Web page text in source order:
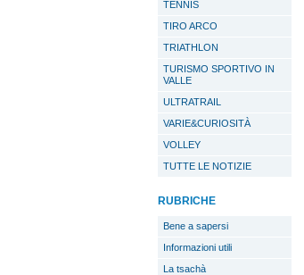
TENNIS
TIRO ARCO
TRIATHLON
TURISMO SPORTIVO IN
VALLE
ULTRATRAIL
VARIE&CURIOSITÀ
VOLLEY
TUTTE LE NOTIZIE
RUBRICHE
Bene a sapersi
Informazioni utili
La tsachà